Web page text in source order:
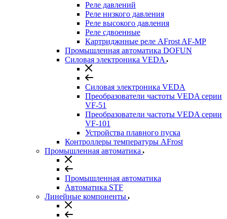
Реле давлений
Реле низкого давления
Реле высокого давления
Реле сдвоенные
Картриджнные реле AFrost AF-MP
Промышленная автоматика DOFUN
Силовая электроника VEDA
Силовая электроника VEDA
Преобразователи частоты VEDA серии
VF-51
Преобразователи частоты VEDA серии
VF-101
Устройства плавного пуска
Контроллеры температуры AFrost
Промышленная автоматика
Промышленная автоматика
Автоматика STF
Линейные компоненты